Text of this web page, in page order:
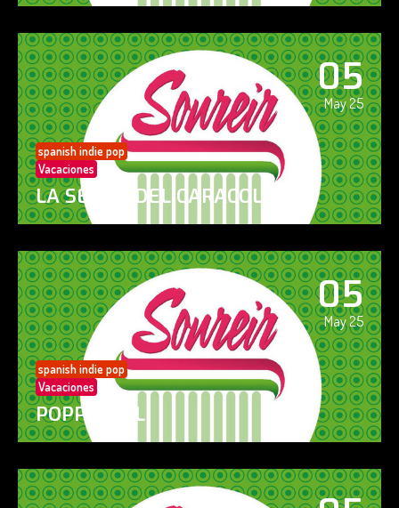
05
May 25
spanish indie pop
Vacaciones
LA SENDA DEL CARACOL
05
May 25
spanish indie pop
Vacaciones
POPPY GIRL